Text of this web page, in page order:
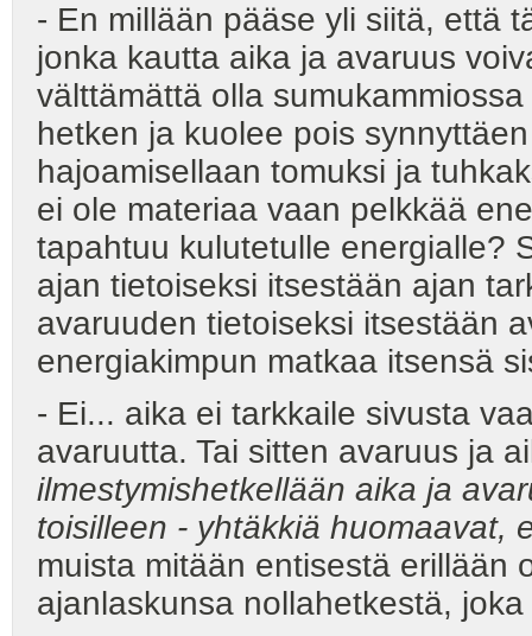
- En millään pääse yli siitä, että
jonka kautta aika ja avaruus
välttämättä olla
hetken ja kuolee pois
hajoamisellaan tomuksi ja
ei ole materiaa vaan pelkkää
tapahtuu kulutetulle energialle?
ajan tietoiseksi itsestään ajan
avaruuden tietoiseksi itsestään
energiakimpun matkaa itsensä
- Ei... aika ei tarkkaile sivusta
avaruutta. Tai sitten avaruus ja
ilmestymishetkellään aika ja
toisilleen - yhtäkkiä huomaavat,
muista mitään entisestä erillään
ajanlaskunsa nollahetkestä,